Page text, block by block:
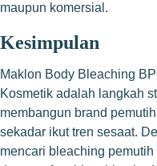
maupun komersial.
Kesimpulan
Maklon Body Bleaching
Kosmetik adalah langkah
membangun brand
sekadar ikut tren sesaat.
mencari bleaching